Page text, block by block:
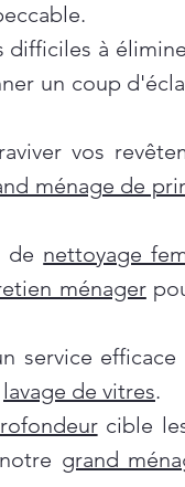
à
un coup
vos
ménage de
de nettoyage
ménager
service
lavage de vitres.
cible
grand